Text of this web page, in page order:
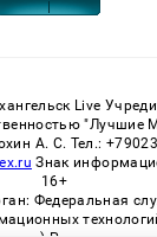
Live
"Лучшие
А. С. Тел.:
Знак
16+
Федеральная